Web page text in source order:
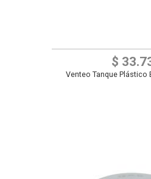
$
Venteo Tanque Plástico